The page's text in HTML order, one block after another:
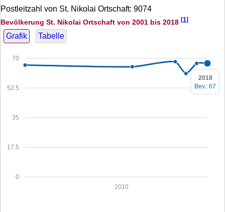
Postleitzahl von St. Nikolai Ortschaft: 9074
Bevölkerung St. Nikolai Ortschaft von 2001 bis 2018 [1]
Grafik Tabelle
0
17.5
35
52.5
70
2010
2018
Bev.: 67